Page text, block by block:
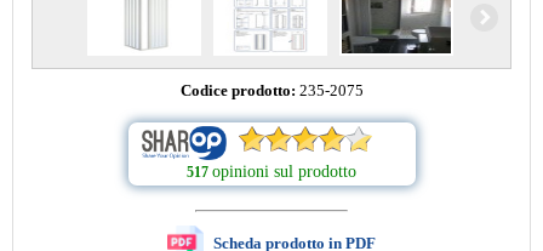
Codice prodotto: 235-2075
517 opinioni sul prodotto
Scheda prodotto in PDF